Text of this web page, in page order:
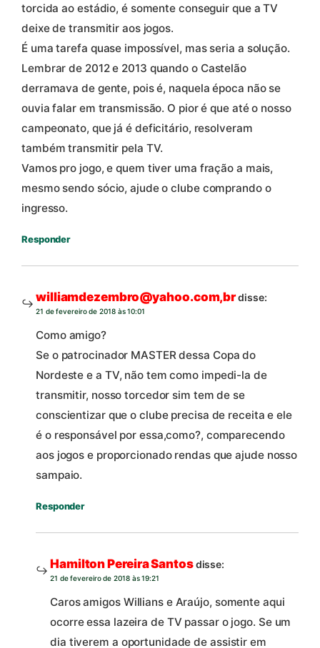
torcida ao estádio, é somente conseguir que a TV
deixe de transmitir aos jogos.
É uma tarefa quase impossível, mas seria a solução.
Lembrar de 2012 e 2013 quando o Castelão
derramava de gente, pois é, naquela época não se
ouvia falar em transmissão. O pior é que até o nosso
campeonato, que já é deficitário, resolveram
também transmitir pela TV.
Vamos pro jogo, e quem tiver uma fração a mais,
mesmo sendo sócio, ajude o clube comprando o
ingresso.
Responder
williamdezembro@yahoo.com,brdisse:
21 de fevereiro de 2018 às 10:01
Como amigo?
Se o patrocinador MASTER dessa Copa do
Nordeste e a TV, não tem como impedi-la de
transmitir, nosso torcedor sim tem de se
conscientizar que o clube precisa de receita e ele
é o responsável por essa,como?, comparecendo
aos jogos e proporcionado rendas que ajude nosso
sampaio.
Responder
Hamilton Pereira Santosdisse:
21 de fevereiro de 2018 às 19:21
Caros amigos Willians e Araújo, somente aqui
ocorre essa lazeira de TV passar o jogo. Se um
dia tiverem a oportunidade de assistir em